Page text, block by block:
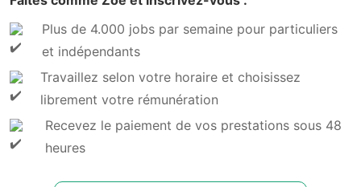
Plus de 4.000 jobs par semaine pour particuliers
et indépendants
Travaillez selon votre horaire et choisissez
librement votre rémunération
Recevez le paiement de vos prestations sous 48
heures